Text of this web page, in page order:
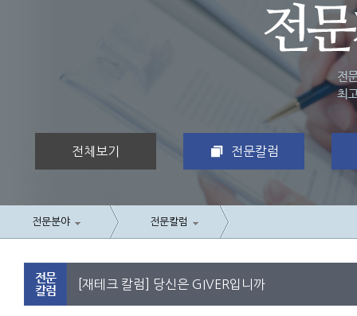
전체보기 전문칼럼
전문분야 전문칼럼
[재테크 칼럼] 당신은 GIVER입니까